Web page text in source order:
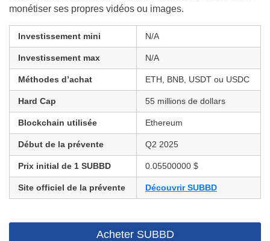
monétiser ses propres vidéos ou images.
Investissement mini N/A
Investissement max N/A
Méthodes d’achat ETH, BNB, USDT ou USDC
Hard Cap 55 millions de dollars
Blockchain utilisée Ethereum
Début de la prévente Q2 2025
Prix initial de 1 SUBBD 0.05500000 $
Site officiel de la prévente Découvrir SUBBD
Acheter SUBBD